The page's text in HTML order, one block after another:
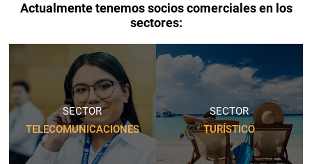
Actualmente tenemos socios comerciales en los
sectores:
SECTOR
TELECOMUNICACIONES
SECTOR
TURÍSTICO